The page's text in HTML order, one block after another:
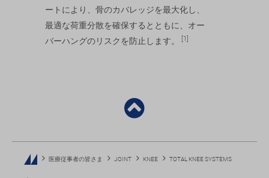
ートにより、骨のカバレッジを最大化し、
最適な荷重分散を確保するとともに、オー
バーハングのリスクを防止します。
[1]
医療従事者の皆さま JOINT KNEE TOTAL KNEE SYSTEMS